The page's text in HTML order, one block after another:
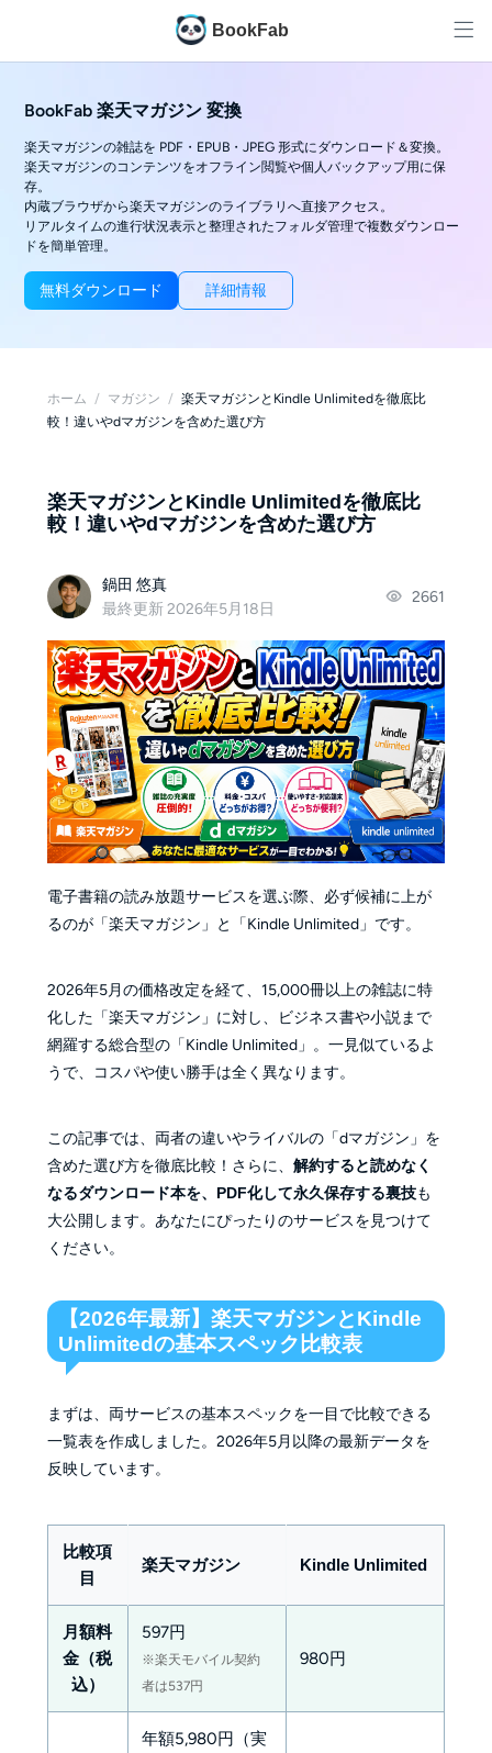
BookFab
BookFab 楽天マガジン 変換
楽天マガジンの雑誌を PDF・EPUB・JPEG 形式にダウンロード＆変換。
楽天マガジンのコンテンツをオフライン閲覧や個人バックアップ用に保
存。
内蔵ブラウザから楽天マガジンのライブラリへ直接アクセス。
リアルタイムの進行状況表示と整理されたフォルダ管理で複数ダウンロー
ドを簡単管理。
無料ダウンロード 詳細情報
ホーム / マガジン / 楽天マガジンとKindle Unlimitedを徹底比
較！違いやdマガジンを含めた選び方
楽天マガジンとKindle Unlimitedを徹底比
較！違いやdマガジンを含めた選び方
鍋田 悠真
最終更新 2026年5月18日
2661
電子書籍の読み放題サービスを選ぶ際、必ず候補に上が
るのが「楽天マガジン」と「Kindle Unlimited」です。
2026年5月の価格改定を経て、15,000冊以上の雑誌に特
化した「楽天マガジン」に対し、ビジネス書や小説まで
網羅する総合型の「Kindle Unlimited」。一見似ているよ
うで、コスパや使い勝手は全く異なります。
この記事では、両者の違いやライバルの「dマガジン」を
含めた選び方を徹底比較！さらに、 解約すると読めなく
なるダウンロード本を、PDF化して永久保存する裏技も
大公開します。あなたにぴったりのサービスを見つけて
ください。
【2026年最新】楽天マガジンとKindle
Unlimitedの基本スペック比較表
まずは、両サービスの基本スペックを一目で比較できる
一覧表を作成しました。2026年5月以降の最新データを
反映しています。
比較項
目
楽天マガジン Kindle Unlimited
月額料
金（税
込）
597円
※楽天モバイル契約
者は537円
980円
年額5,980円（実